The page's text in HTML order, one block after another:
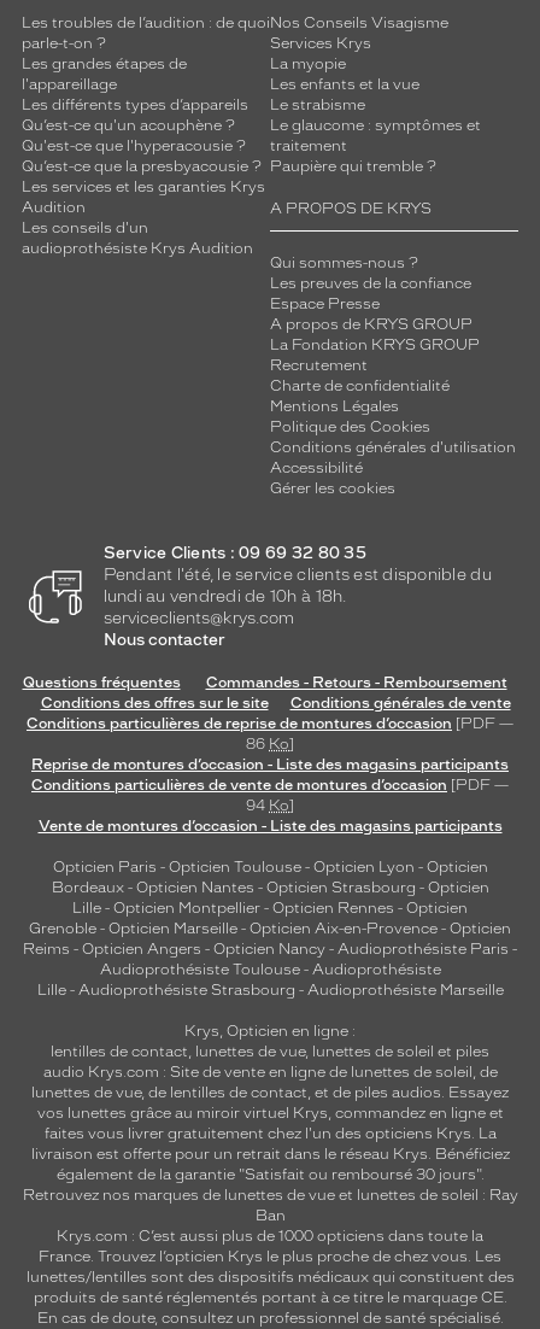
Les troubles de l’audition : de quoi
parle-t-on ?
Les grandes étapes de
l'appareillage
Les différents types d’appareils
Qu’est-ce qu'un acouphène ?
Qu'est-ce que l'hyperacousie ?
Qu’est-ce que la presbyacousie ?
Les services et les garanties Krys
Audition
Les conseils d'un
audioprothésiste Krys Audition
Nos Conseils Visagisme
Services Krys
La myopie
Les enfants et la vue
Le strabisme
Le glaucome : symptômes et
traitement
Paupière qui tremble ?
A PROPOS DE KRYS
Qui sommes-nous ?
Les preuves de la confiance
Espace Presse
A propos de KRYS GROUP
La Fondation KRYS GROUP
Recrutement
Charte de confidentialité
Mentions Légales
Politique des Cookies
Conditions générales d'utilisation
Accessibilité
Gérer les cookies
Service Clients : 09 69 32 80 35
Pendant l'été, le service clients est disponible du
lundi au vendredi de 10h à 18h.
serviceclients@krys.com
Nous contacter
Questions fréquentes
Commandes - Retours - Remboursement
Conditions des offres sur le site
Conditions générales de vente
Conditions particulières de reprise de montures d’occasion [PDF —
86 Ko]
Reprise de montures d’occasion - Liste des magasins participants
Conditions particulières de vente de montures d’occasion [PDF —
94 Ko]
Vente de montures d’occasion - Liste des magasins participants
Opticien Paris - Opticien Toulouse- Opticien Lyon - Opticien
Bordeaux- Opticien Nantes - Opticien Strasbourg - Opticien
Lille - Opticien Montpellier - Opticien Rennes - Opticien
Grenoble - Opticien Marseille - Opticien Aix-en-Provence - Opticien
Reims - Opticien Angers - Opticien Nancy - Audioprothésiste Paris -
Audioprothésiste Toulouse- Audioprothésiste
Lille- Audioprothésiste Strasbourg - Audioprothésiste Marseille
Krys, Opticien en ligne :
lentilles de contact, lunettes de vue, lunettes de soleil et piles
audio Krys.com : Site de vente en ligne de lunettes de soleil, de
lunettes de vue, de lentilles de contact, et de piles audios. Essayez
vos lunettes grâce au miroir virtuel Krys, commandez en ligne et
faites vous livrer gratuitement chez l'un des opticiens Krys. La
livraison est offerte pour un retrait dans le réseau Krys. Bénéficiez
également de la garantie "Satisfait ou remboursé 30 jours".
Retrouvez nos marques de lunettes de vue et lunettes de soleil : Ray
Ban
Krys.com : C’est aussi plus de 1000 opticiens dans toute la
France. Trouvez l’opticien Krys le plus proche de chez vous. Les
lunettes/lentilles sont des dispositifs médicaux qui constituent des
produits de santé réglementés portant à ce titre le marquage CE.
En cas de doute, consultez un professionnel de santé spécialisé.